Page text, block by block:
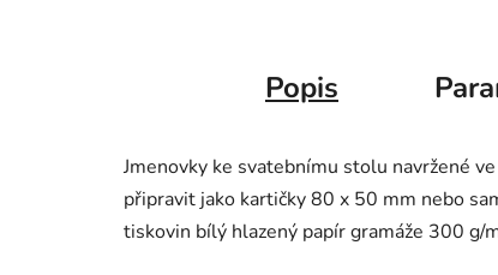
Popis
Jmenovky ke svatebnímu stolu navržené
připravit jako kartičky 80 x 50 mm nebo
tiskovin bílý hlazený papír gramáže 300 g/